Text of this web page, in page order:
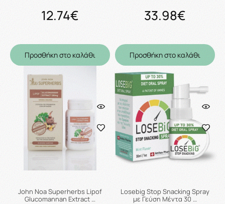
12.74€
Προσθήκη στο καλάθι
33.98€
Προσθήκη στο καλάθι
John Noa Superherbs Lipof
Glucomannan Extract …
Losebig Stop Snacking Spray
με Γεύση Μέντα 30 …